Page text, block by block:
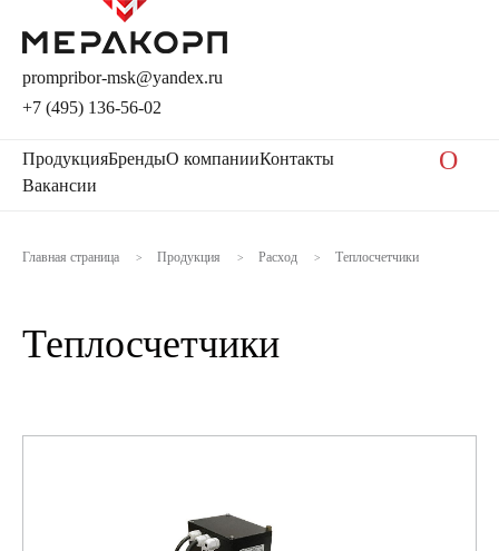
prompribor-msk@yandex.ru
+7 (495) 136-56-02
ПродукцияБрендыО компанииКонтакты
Вакансии
O
Главная страница > Продукция > Расход > Теплосчетчики
Теплосчетчики